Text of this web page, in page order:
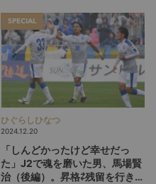
生（引退インタビュー後編）
SPECIAL
ひぐらしひなつ
2024.12.20
「しんどかったけど幸せだっ
た」J2で魂を磨いた男、馬場賢
治（後編）。昇格⇄残留を行き来